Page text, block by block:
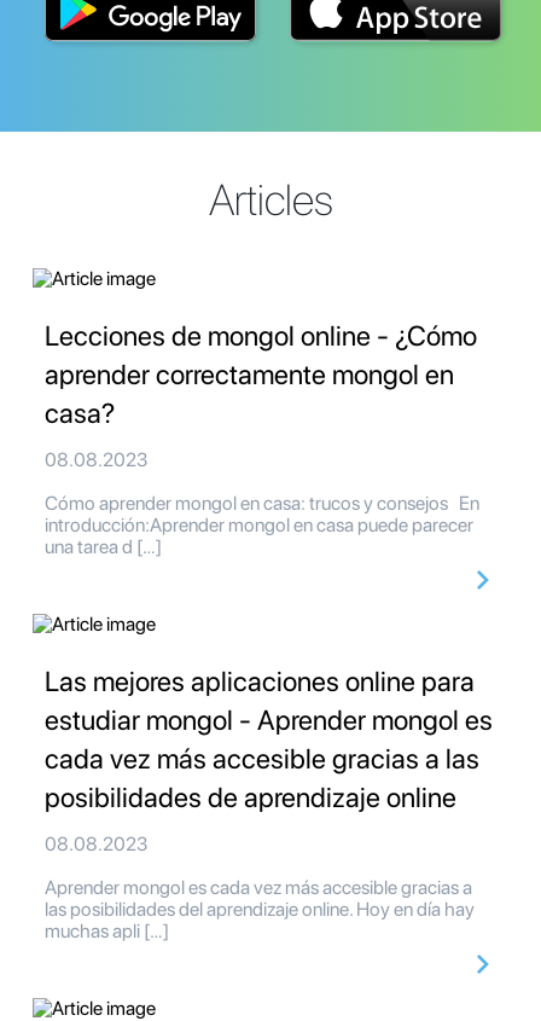
Articles
Lecciones de mongol online - ¿Cómo
aprender correctamente mongol en
casa?
08.08.2023
Cómo aprender mongol en casa: trucos y consejos En
introducción:Aprender mongol en casa puede parecer
una tarea d […]
Las mejores aplicaciones online para
estudiar mongol - Aprender mongol es
cada vez más accesible gracias a las
posibilidades de aprendizaje online
08.08.2023
Aprender mongol es cada vez más accesible gracias a
las posibilidades del aprendizaje online. Hoy en día hay
muchas apli […]